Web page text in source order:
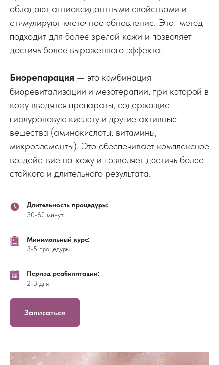
обладают антиоксидантными свойствами и
стимулируют клеточное обновление. Этот метод
подходит для более зрелой кожи и позволяет
достичь более выраженного эффекта.
Биорепарация — это комбинация
биоревитализации и мезотерапии, при которой в
кожу вводятся препараты, содержащие
гиалуроновую кислоту и другие активные
вещества (аминокислоты, витамины,
микроэлементы). Это обеспечивает комплексное
воздействие на кожу и позволяет достичь более
стойкого и длительного результата.
Длительность процедуры:
30-60 минут
Минимальный курс:
3-5 процедуры
Период реабилитации:
2-3 дня
Записаться